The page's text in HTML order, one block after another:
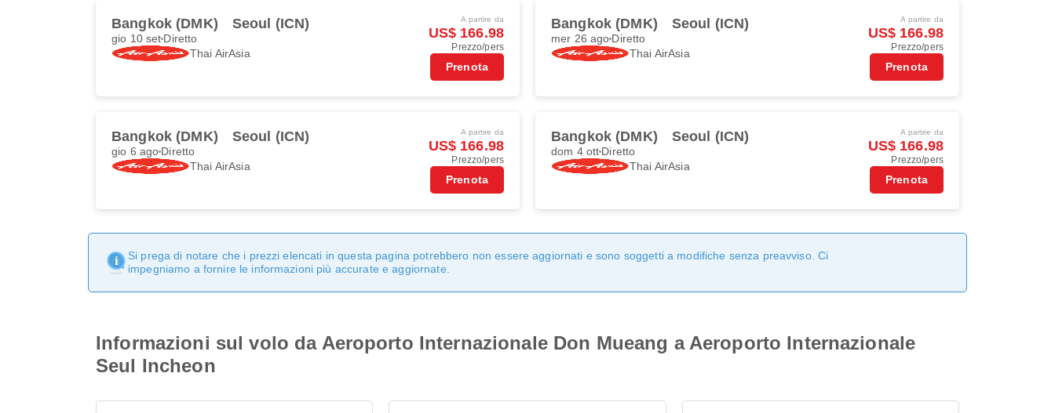
Bangkok (DMK) Seoul (ICN)
gio 10 set Diretto
Thai AirAsia
A partire da
US$ 166.98
Prezzo/pers
Prenota
Bangkok (DMK) Seoul (ICN)
mer 26 ago Diretto
Thai AirAsia
A partire da
US$ 166.98
Prezzo/pers
Prenota
Bangkok (DMK) Seoul (ICN)
gio 6 ago Diretto
Thai AirAsia
A partire da
US$ 166.98
Prezzo/pers
Prenota
Bangkok (DMK) Seoul (ICN)
dom 4 ott Diretto
Thai AirAsia
A partire da
US$ 166.98
Prezzo/pers
Prenota
Si prega di notare che i prezzi elencati in questa pagina potrebbero non essere aggiornati e sono soggetti a modifiche senza preavviso. Ci
impegniamo a fornire le informazioni più accurate e aggiornate.
Informazioni sul volo da Aeroporto Internazionale Don Mueang a Aeroporto Internazionale
Seul Incheon